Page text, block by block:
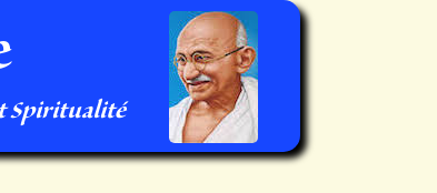
Spiritualité